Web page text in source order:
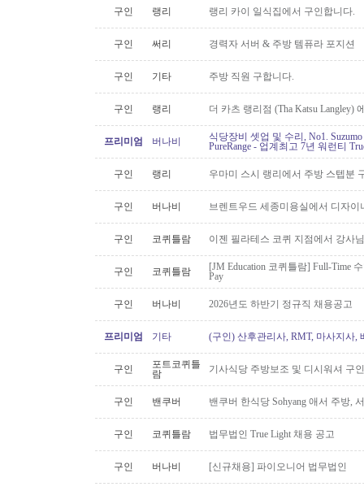
구인 랭리 랭리 카이 일식집에서 구인합니다.
구인 써리 경력자 서버 & 주방 템퓨라 포지션
구인 기타 주방 직원 구합니다.
구인 랭리 더 카츠 랭리점 (Tha Katsu Langley)
프리미엄 버나비
식당장비 셋업 및 수리, No1.
PureRange - 업계최고 7년 워런티
구인 랭리 우마미 스시 랭리에서 주방 스텝분
구인 버나비 브렌트우드 세종미용실에서 디자이
구인 코퀴틀람 이젠 필라테스 코퀴 지점에서 강사
구인 코퀴틀람
[JM Education 코퀴틀람] Full-Time
Pay
구인 버나비 2026년도 하반기 정규직 채용공고
프리미엄 기타 (구인) 산후관리사, RMT, 마사지사,
구인
포트코퀴틀
람
기사식당 주방보조 및 디시워셔 구
구인 밴쿠버 밴쿠버 한식당 Sohyang 애서 주방,
구인 코퀴틀람 법무법인 True Light 채용 공고
구인 버나비 [신규채용] 파이오니어 법무법인